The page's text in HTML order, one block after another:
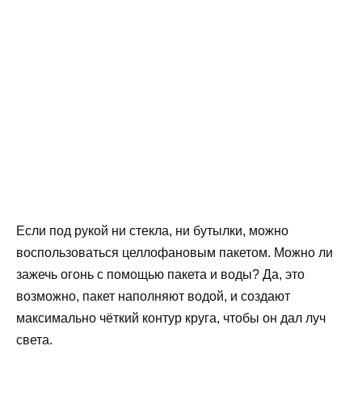
Если под рукой ни стекла, ни бутылки, можно
воспользоваться целлофановым пакетом. Можно ли
зажечь огонь с помощью пакета и воды? Да, это
возможно, пакет наполняют водой, и создают
максимально чёткий контур круга, чтобы он дал луч
света.